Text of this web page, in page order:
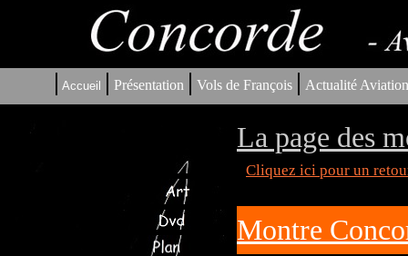
| Accueil | Présentation | Vols de François | Actualité
La page des
Cliquez ici pour un
Montre